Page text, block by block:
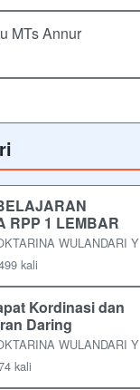
MTs Annur
RPP 1 LEMBAR
WULANDARI Y
kali
Kordinasi dan
Daring
WULANDARI Y
kali